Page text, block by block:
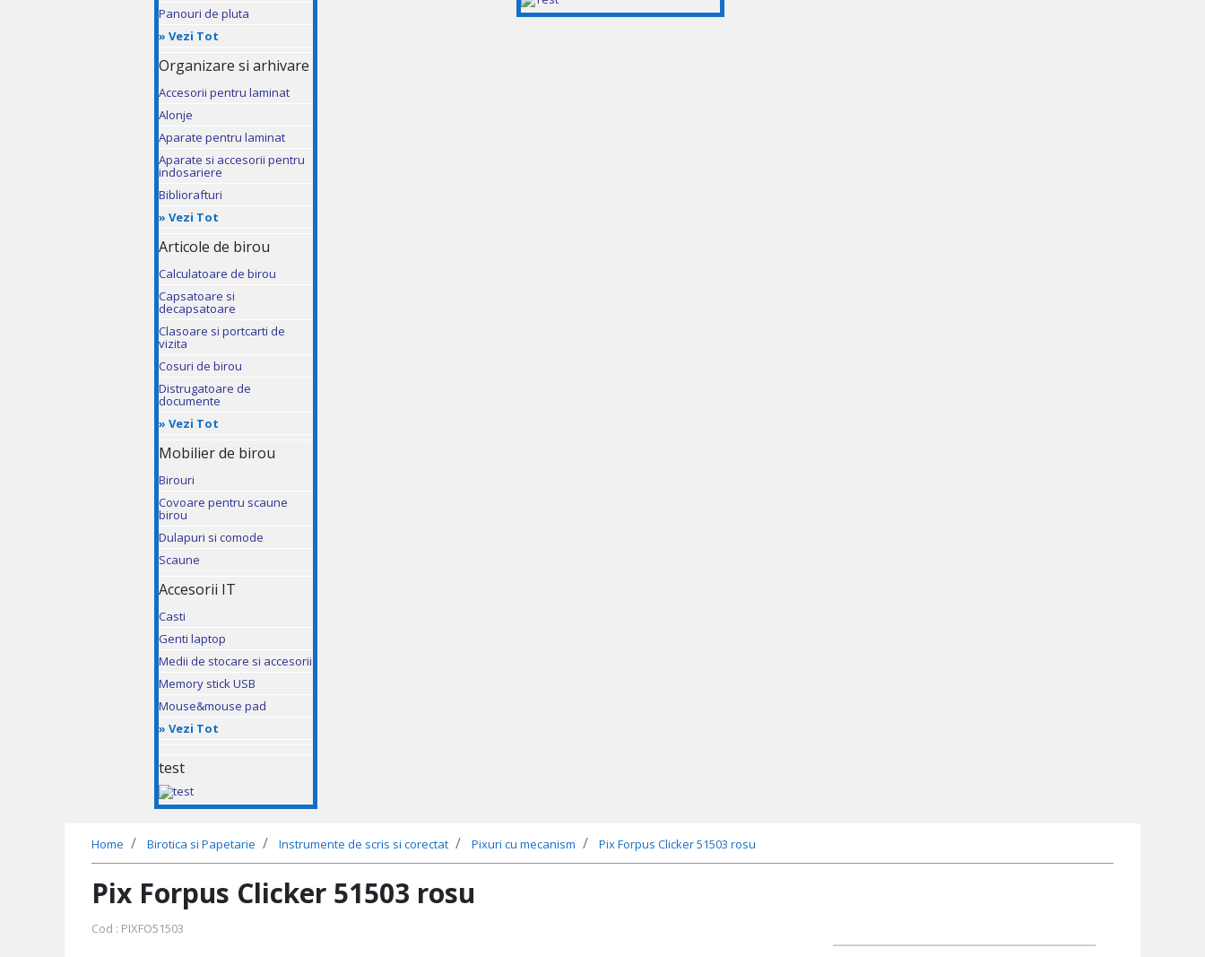
Panouri de pluta
» Vezi Tot
Organizare si arhivare
Accesorii pentru laminat
Alonje
Aparate pentru laminat
Aparate si accesorii pentru
indosariere
Bibliorafturi
» Vezi Tot
Articole de birou
Calculatoare de birou
Capsatoare si
decapsatoare
Clasoare si portcarti de
vizita
Cosuri de birou
Distrugatoare de
documente
» Vezi Tot
Mobilier de birou
Birouri
Covoare pentru scaune
birou
Dulapuri si comode
Scaune
Accesorii IT
Casti
Genti laptop
Medii de stocare si accesorii
Memory stick USB
Mouse&mouse pad
» Vezi Tot
test
Home Birotica si Papetarie Instrumente de scris si corectat Pixuri cu mecanism Pix Forpus Clicker 51503 rosu
Pix Forpus Clicker 51503 rosu
Cod : PIXFO51503